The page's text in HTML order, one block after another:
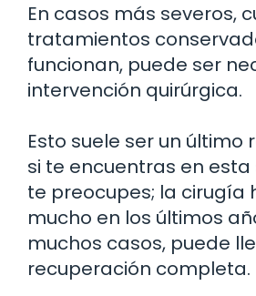
En casos más severos,
tratamientos
funcionan, puede ser
intervención quirúrgica.
Esto suele ser un último
si te encuentras en esta
te preocupes; la cirugía
mucho en los últimos
muchos casos, puede
recuperación completa.